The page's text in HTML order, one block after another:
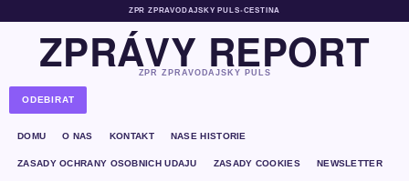
ZPR ZPRAVODAJSKY PULS•CESTINA
ZPRÁVY REPORT
ZPR ZPRAVODAJSKY PULS
ODEBIRAT
DOMU O NAS KONTAKT NASE HISTORIE
ZASADY OCHRANY OSOBNICH UDAJU ZASADY COOKIES NEWSLETTER